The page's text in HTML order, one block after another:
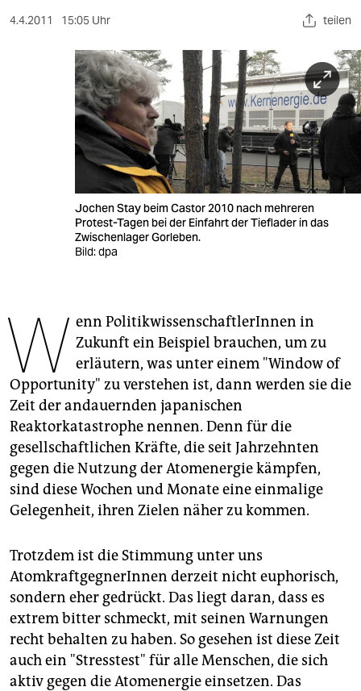
berlin
wahrheit
veranstaltungen
fragen & hilfe
abo
genossenschaft
epaper login
4.4.2011 15:05 Uhr teilen
Jochen Stay beim Castor 2010 nach mehreren
Protest-Tagen bei der Einfahrt der Tieflader in das
Zwischenlager Gorleben.
Bild: dpa
W enn PolitikwissenschaftlerInnen in
Zukunft ein Beispiel brauchen, um zu
erläutern, was unter einem "Window of
Opportunity" zu verstehen ist, dann werden sie die
Zeit der andauernden japanischen
Reaktorkatastrophe nennen. Denn für die
gesellschaftlichen Kräfte, die seit Jahrzehnten
gegen die Nutzung der Atomenergie kämpfen,
sind diese Wochen und Monate eine einmalige
Gelegenheit, ihren Zielen näher zu kommen.
Trotzdem ist die Stimmung unter uns
AtomkraftgegnerInnen derzeit nicht euphorisch,
sondern eher gedrückt. Das liegt daran, dass es
extrem bitter schmeckt, mit seinen Warnungen
recht behalten zu haben. So gesehen ist diese Zeit
auch ein "Stresstest" für alle Menschen, die sich
aktiv gegen die Atomenergie einsetzen. Das